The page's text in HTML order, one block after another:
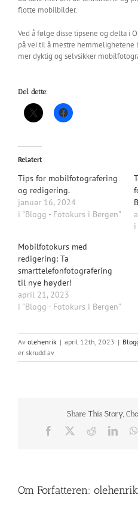
flotte mobilbilder.
Ved å følge disse tipsene og delta i
på vei til å mestre
mer dyktig og selvsikker
Del dette:
Relatert
Tips for mobilfotografering
og redigering.
januar 16, 2024
i "Blogg - Fotokurs i Bergen"
i
Mobilfotokurs med
redigering: Ta
smarttelefonfotografering
til nye høyder!
april 21, 2023
i "Blogg - Fotokurs i Bergen"
Av olehenrik | april 12th, 2023 |
er skrudd avfor
Mobilfotografering
OKFotos
mobilkurs
Share This Story,
Facebook Reddit
Om Forfatteren: olehenrik